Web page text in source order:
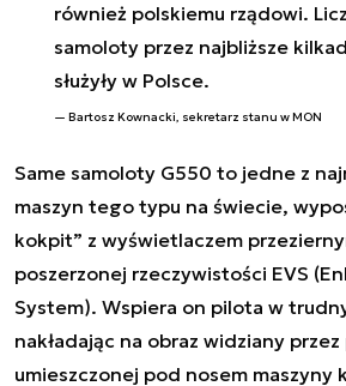
również polskiemu rządowi.
samoloty przez najbliższe
służyły w Polsce.
Bartosz Kownacki, sekretarz stanu w MON
Same samoloty G550 to jedne z
maszyn tego typu na świecie,
kokpit” z wyświetlaczem
poszerzonej rzeczywistości EVS
System). Wspiera on pilota w
nakładając na obraz widziany
umieszczonej pod nosem maszyny